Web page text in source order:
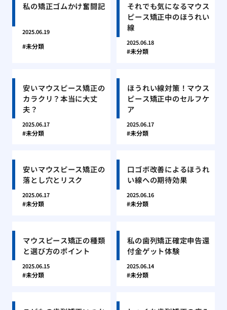
私の矯正ゴムかけ奮闘記
2025.06.19
未分類
それでも気になるマウス
ピース矯正中のほうれい
線
2025.06.18
未分類
安いマウスピース矯正の
カラクリ？本当に大丈
夫？
2025.06.17
未分類
ほうれい線対策！マウス
ピース矯正中のセルフケ
ア
2025.06.17
未分類
安いマウスピース矯正の
落とし穴とリスク
2025.06.17
未分類
口ゴボ改善によるほうれ
い線への期待効果
2025.06.16
未分類
マウスピース矯正の種類
と選び方のポイント
2025.06.15
未分類
私の歯列矯正確定申告還
付金ゲット体験
2025.06.14
未分類